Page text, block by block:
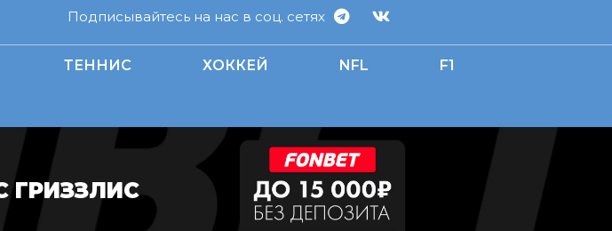
Подписывайтесь на нас в соц. сетях
ТЕННИС ХОККЕЙ NFL F1
ГРИЗЗЛИС